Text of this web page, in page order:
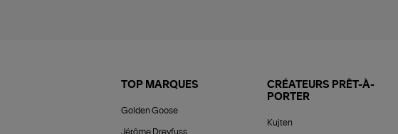
TOP MARQUES
Golden Goose
Jérôme Dreyfuss
CRÉATEURS PRÊT-À-
PORTER
Kujten